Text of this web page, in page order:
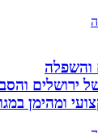
במגוון